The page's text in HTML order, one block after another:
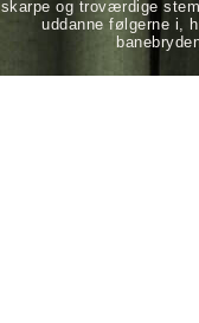
skarpe og troværdige
uddanne følgerne i,